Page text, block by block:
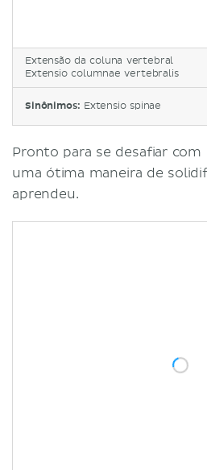
Extensão da coluna vertebral
Extensio columnae vertebralis
Sinônimos: Extensio spinae
Pronto para se desafiar
uma ótima maneira de
aprendeu.